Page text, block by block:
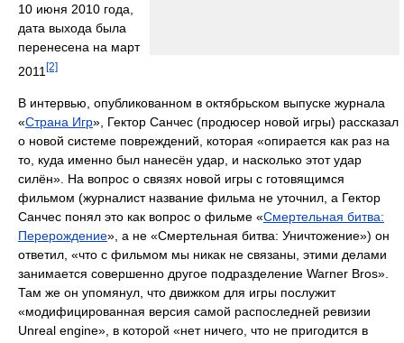
10 июня 2010 года,
дата выхода была
перенесена на март
2011 [2]
В интервью, опубликованном в октябрьском выпуске журнала
«Страна Игр», Гектор Санчес (продюсер новой игры) рассказал
о новой системе повреждений, которая «опирается как раз на
то, куда именно был нанесён удар, и насколько этот удар
силён». На вопрос о связях новой игры с готовящимся
фильмом (журналист название фильма не уточнил, а Гектор
Санчес понял это как вопрос о фильме «Смертельная битва:
Перерождение», а не «Смертельная битва: Уничтожение») он
ответил, «что с фильмом мы никак не связаны, этими делами
занимается совершенно другое подразделение Warner Bros».
Там же он упомянул, что движком для игры послужит
«модифицированная версия самой распоследней ревизии
Unreal engine», в которой «нет ничего, что не пригодится в